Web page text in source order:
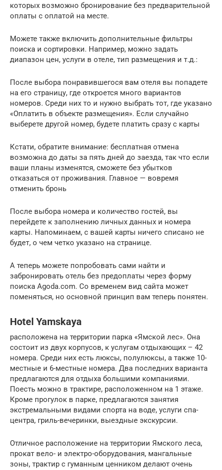
которых возможно бронирование без предварительной
оплаты с оплатой на месте.
Можете также включить дополнительные фильтры
поиска и сортировки. Например, можно задать
диапазон цен, услуги в отеле, тип размещения и т.д.:
После выбора понравившегося вам отеля вы попадете
на его страницу, где откроется много вариантов
номеров. Среди них то и нужно выбрать тот, где указано
«Оплатить в объекте размещения». Если случайно
выберете другой номер, будете платить сразу с карты
Кстати, обратите внимание: бесплатная отмена
возможна до даты за пять дней до заезда, так что если
ваши планы изменятся, сможете без убытков
отказаться от проживания. Главное — вовремя
отменить бронь
После выбора номера и количество гостей, вы
перейдете к заполнению личных данных и номера
карты. Напоминаем, с вашей карты ничего списано не
будет, о чем четко указано на странице.
А теперь можете попробовать сами найти и
забронировать отель без предоплаты через форму
поиска Agoda.com. Со временем вид сайта может
поменяться, но основной принцип вам теперь понятен.
Hotel Yamskaya
расположена на территории парка «Ямской лес». Она
состоит из двух корпусов, к услугам отдыхающих – 42
номера. Среди них есть люксы, полулюксы, а также 10-
местные и 6-местные номера. Два последних варианта
предлагаются для отдыха большими компаниями.
Поесть можно в трактире, расположенном на 1 этаже.
Кроме прогулок в парке, предлагаются занятия
экстремальными видами спорта на воде, услуги спа-
центра, гриль-вечеринки, выездные экскурсии.
Отличное расположение на территории Ямского леса,
прокат вело- и электро-оборудования, мангальные
зоны, трактир с гуманным ценником делают очень